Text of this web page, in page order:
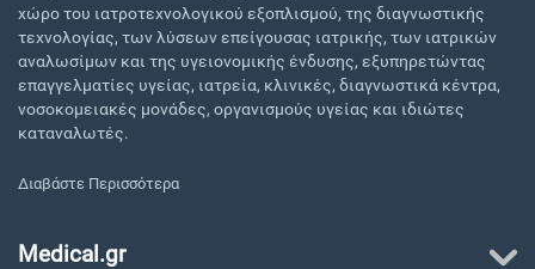
χώρο του ιατροτεχνολογικού εξοπλισμού, της διαγνωστικής
τεχνολογίας, των λύσεων επείγουσας ιατρικής, των ιατρικών
αναλωσίμων και της υγειονομικής ένδυσης, εξυπηρετώντας
επαγγελματίες υγείας, ιατρεία, κλινικές, διαγνωστικά κέντρα,
νοσοκομειακές μονάδες, οργανισμούς υγείας και ιδιώτες
καταναλωτές.
Διαβάστε Περισσότερα
Medical.gr